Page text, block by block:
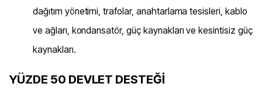
dağıtım yönetimi, trafolar, anahtarlama tesisleri, kablo
ve ağları, kondansatör, güç kaynakları ve kesintisiz güç
kaynakları.
YÜZDE 50 DEVLET DESTEĞİ